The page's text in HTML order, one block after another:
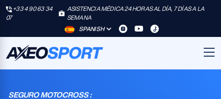
+33 4 90 63 34
07
ASISTENCIA MÉDICA 24 HORAS AL DÍA, 7 DÍAS A LA
SEMANA
SPANISH
SEGURO MOTOCROSS :